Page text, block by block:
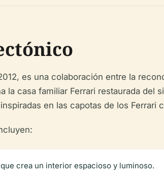
es una colaboración entre la
la casa familiar Ferrari restaurada
en las capotas de los
que crea un interior espacioso y luminoso.